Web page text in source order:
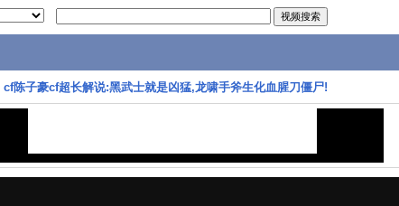
cf陈子豪cf超长解说:黑武士就是凶猛,龙啸手斧生化血腥刀僵尸!